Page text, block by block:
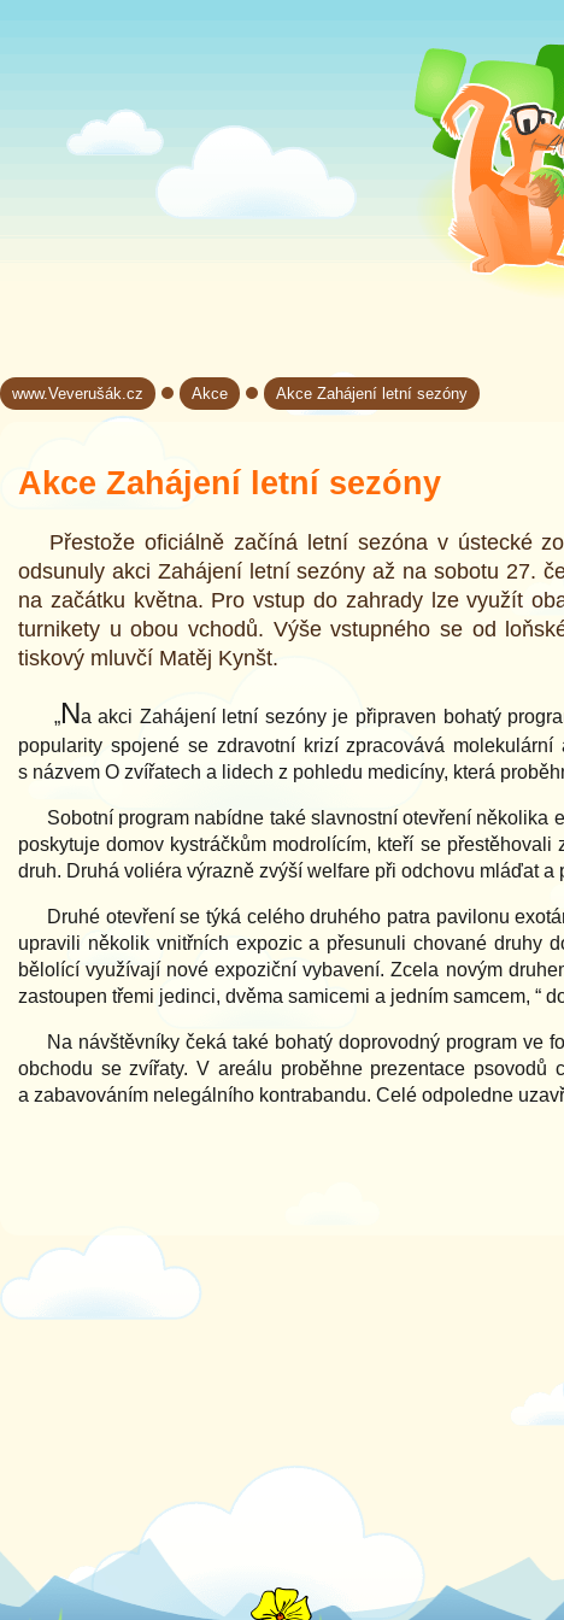
www.Veverušák.cz→ Akce
→ Akce Zahájení letní sezóny
Akce Zahájení letní sezóny
Přestože oficiálně začíná letní sezóna v ústecké
odsunuly akci Zahájení letní sezóny až na sobotu 27.
na začátku května. Pro vstup do zahrady lze využít
turnikety u obou vchodů. Výše vstupného se od
tiskový mluvčí Matěj Kynšt.
„Na akci Zahájení letní sezóny je připraven bohatý
popularity spojené se zdravotní krizí zpracovává
s názvem O zvířatech a lidech z pohledu medicíny, která
Sobotní program nabídne také slavnostní otevření několika
poskytuje domov kystráčkům modrolícím, kteří se
druh. Druhá voliéra výrazně zvýší welfare při odchovu mláďat
Druhé otevření se týká celého druhého patra pavilonu
upravili několik vnitřních expozic a přesunuli chované druhy
bělolící využívají nové expoziční vybavení. Zcela novým
zastoupen třemi jedinci, dvěma samicemi a jedním samcem, “
Na návštěvníky čeká také bohatý doprovodný program ve
obchodu se zvířaty. V areálu proběhne prezentace
a zabavováním nelegálního kontrabandu. Celé odpoledne